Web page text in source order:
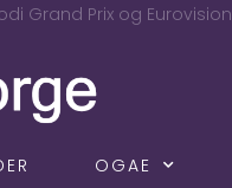
Grand Prix og Eurovision
OGAE